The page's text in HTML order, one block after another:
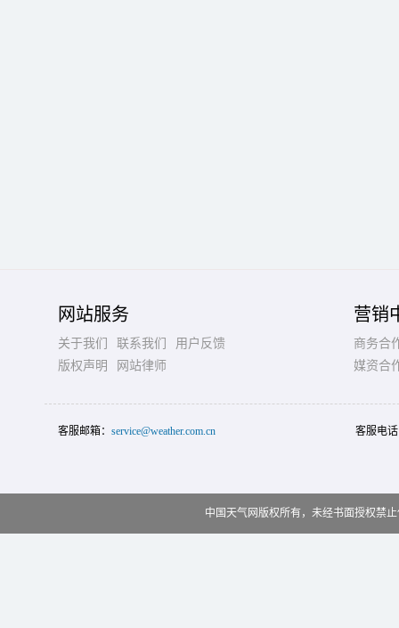
网站服务
关于我们 联系我们
用户反馈
版权声明
网站律师
营销
商务合
媒资合
客服邮箱： service@weather.com.cn 客服电
中国天气网版权所有，未经书面授权